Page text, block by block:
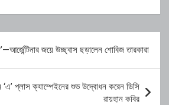
জয়ে উচ্ছ্বাস ছড়ালেন শোবিজ তারকারা
‘এ’ প্লাস ক্যাম্পেইনের শুভ উদ্বোধন করেন ডিসি
রায়হান কবির